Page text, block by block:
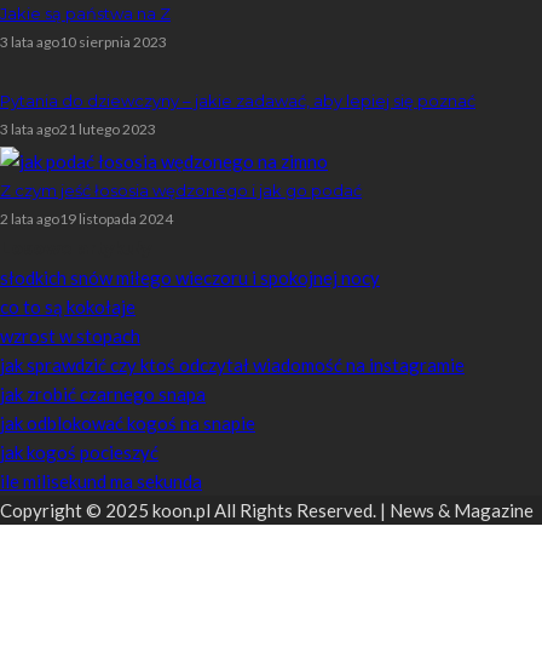
Jakie są państwa na Z
3 lata ago10 sierpnia 2023
Pytania do dziewczyny – jakie zadawać, aby lepiej się poznać
3 lata ago21 lutego 2023
Z czym jeść łososia wędzonego i jak go podać
2 lata ago19 listopada 2024
słodkich snów miłego wieczoru i spokojnej nocy
co to są kokołaje
wzrost w stopach
jak sprawdzić czy ktoś odczytał wiadomość na instagramie
jak zrobić czarnego snapa
jak odblokować kogoś na snapie
jak kogoś pocieszyć
ile milisekund ma sekunda
Copyright © 2025 koon.pl All Rights Reserved. | News & Magazine